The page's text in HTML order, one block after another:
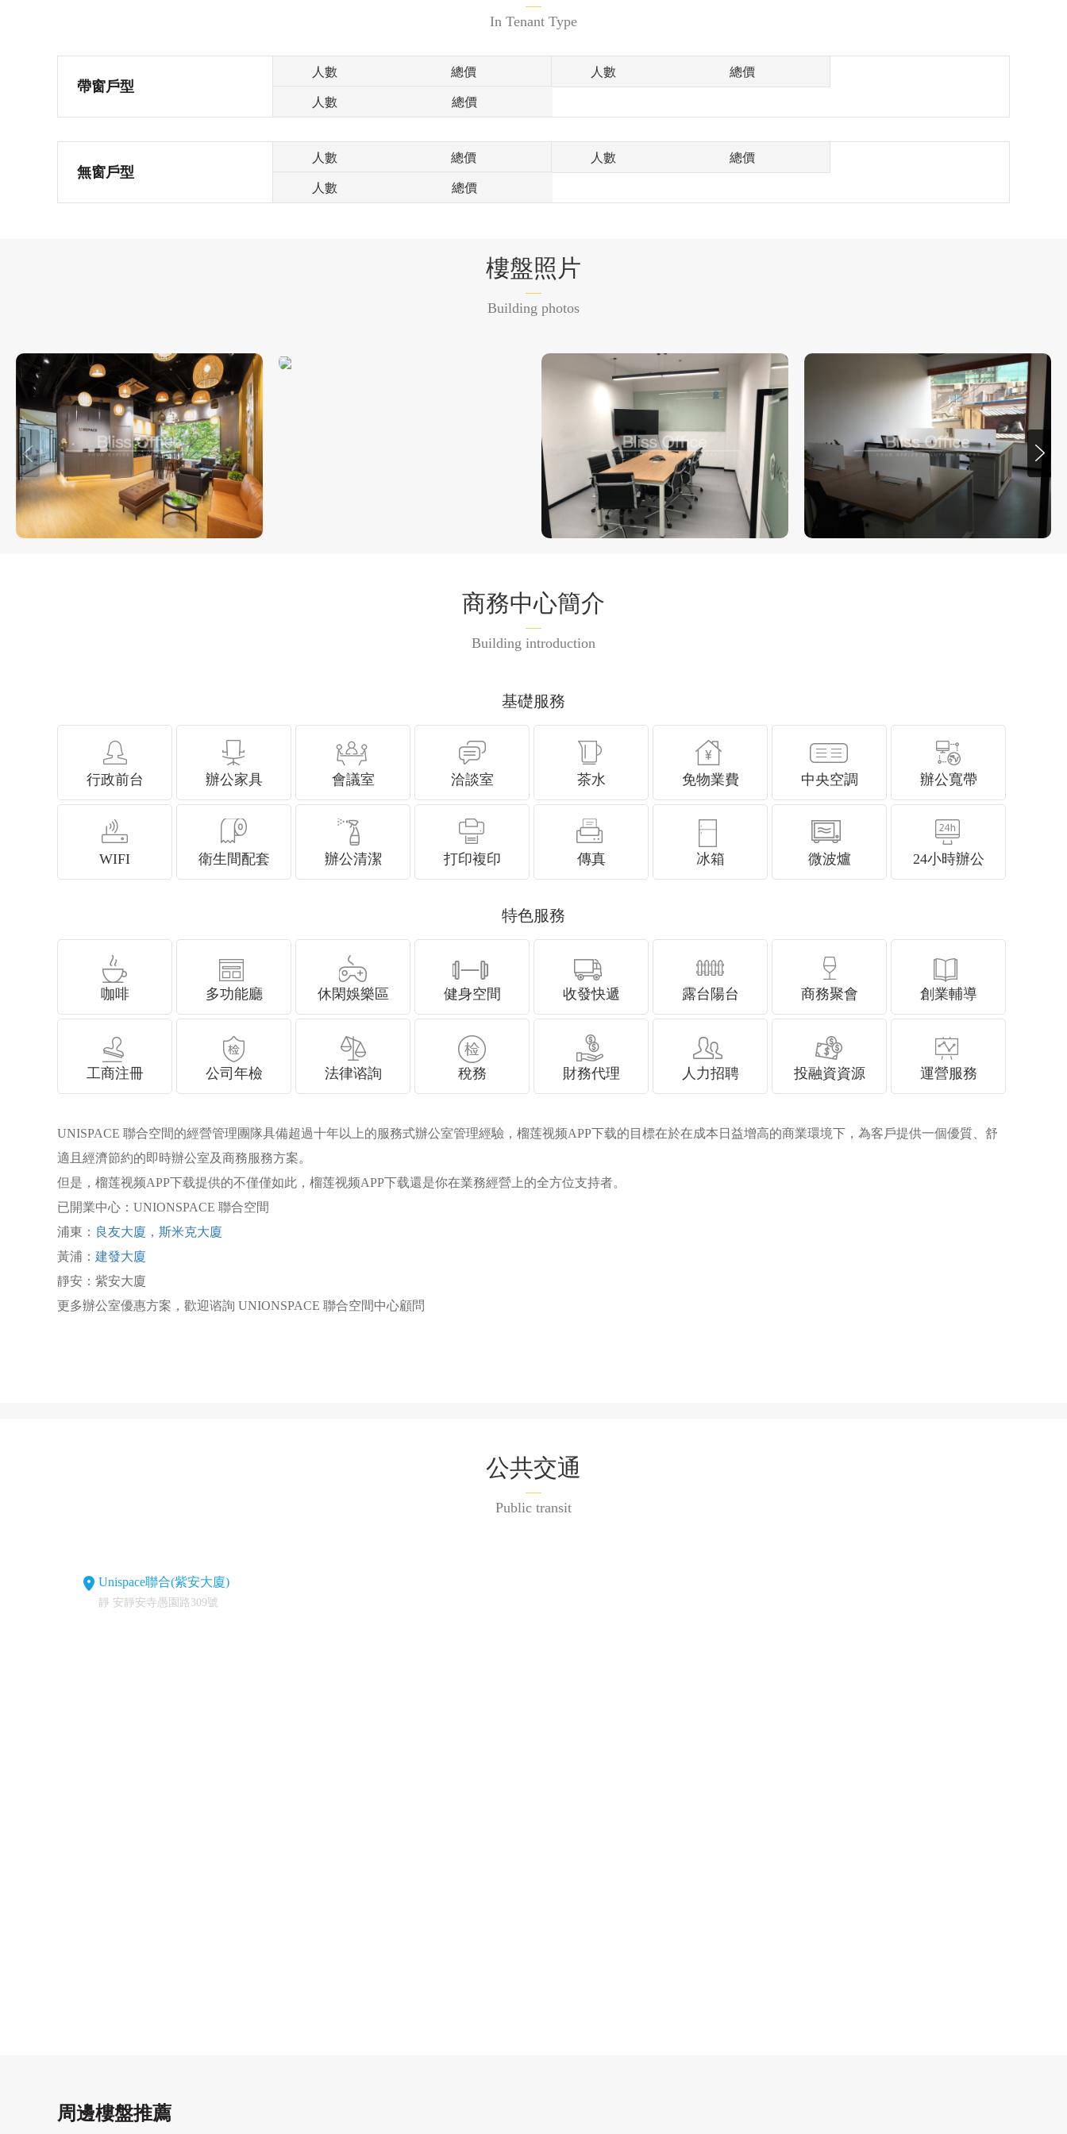
In Tenant Type
帶窗戶型
人數 總價 人數 總價
人數 總價
無窗戶型
人數 總價 人數 總價
人數 總價
樓盤照片
Building photos
商務中心簡介
Building introduction
基礎服務
行政前台 辦公家具 會議室 洽談室 茶水 免物業費 中央空調 辦公寬帶
WIFI 衛生間配套 辦公清潔 打印複印 傳真 冰箱 微波爐 24小時辦公
特色服務
咖啡 多功能廳 休閑娛樂區 健身空間 收發快遞 露台陽台 商務聚會 創業輔導
工商注冊 公司年檢 法律谘詢 稅務 財務代理 人力招聘 投融資資源 運營服務
UNISPACE 聯合空間的經營管理團隊具備超過十年以上的服務式辦公室管理經驗，榴莲视频APP下载的目標在於在成本日益增高的商業環境下，為客戶提供一個優質、舒
適且經濟節約的即時辦公室及商務服務方案。
但是，榴莲视频APP下载提供的不僅僅如此，榴莲视频APP下载還是你在業務經營上的全方位支持者。
已開業中心：UNIONSPACE 聯合空間
浦東： 良友大廈 ， 斯米克大廈
黃浦： 建發大廈
靜安：紫安大廈
更多辦公室優惠方案，歡迎谘詢 UNIONSPACE 聯合空間中心顧問
公共交通
Public transit
Unispace聯合(紫安大廈)
靜 安靜安寺愚園路309號
周邊樓盤推薦